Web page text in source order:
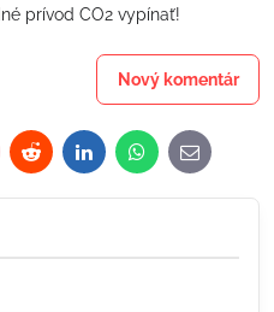
prívod CO2 vypínať!
Nový komentár
RedditLinkedInWhatsApp
E-
mail